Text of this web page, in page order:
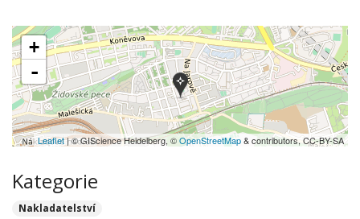
+
-
Leaflet| © GIScience Heidelberg, ©OpenStreetMap& contributors, CC-BY-SA
Kategorie
Nakladatelství